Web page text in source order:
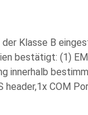
Klasse B
bestätigt: (1)
innerhalb
header,1x COM